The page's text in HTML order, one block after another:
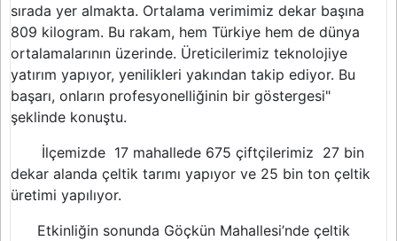
sırada yer almakta. Ortalama verimimiz dekar başına
809 kilogram. Bu rakam, hem Türkiye hem de dünya
ortalamalarının üzerinde. Üreticilerimiz teknolojiye
yatırım yapıyor, yenilikleri yakından takip ediyor. Bu
başarı, onların profesyonelliğinin bir göstergesi"
şeklinde konuştu.
İlçemizde 17 mahallede 675 çiftçilerimiz 27 bin
dekar alanda çeltik tarımı yapıyor ve 25 bin ton çeltik
üretimi yapılıyor.
Etkinliğin sonunda Göçkün Mahallesi’nde çeltik